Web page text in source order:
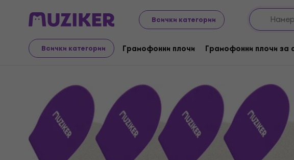
Всички категории
Всички категории Грамофонни плочи Грамофонни плочи за
LP плочи и компактдискове Аксесоари за винилови плочи